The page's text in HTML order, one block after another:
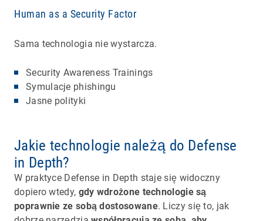
Human as a Security Factor
Sama technologia nie wystarcza.
Security Awareness Trainings
Symulacje phishingu
Jasne polityki
Jakie technologie należą do Defense
in Depth?
W praktyce Defense in Depth staje się widoczny
dopiero wtedy, gdy wdrożone technologie są
poprawnie ze sobą dostosowane. Liczy się to, jak